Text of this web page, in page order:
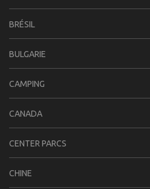
BRÉSIL
BULGARIE
CAMPING
CANADA
CENTER PARCS
CHINE